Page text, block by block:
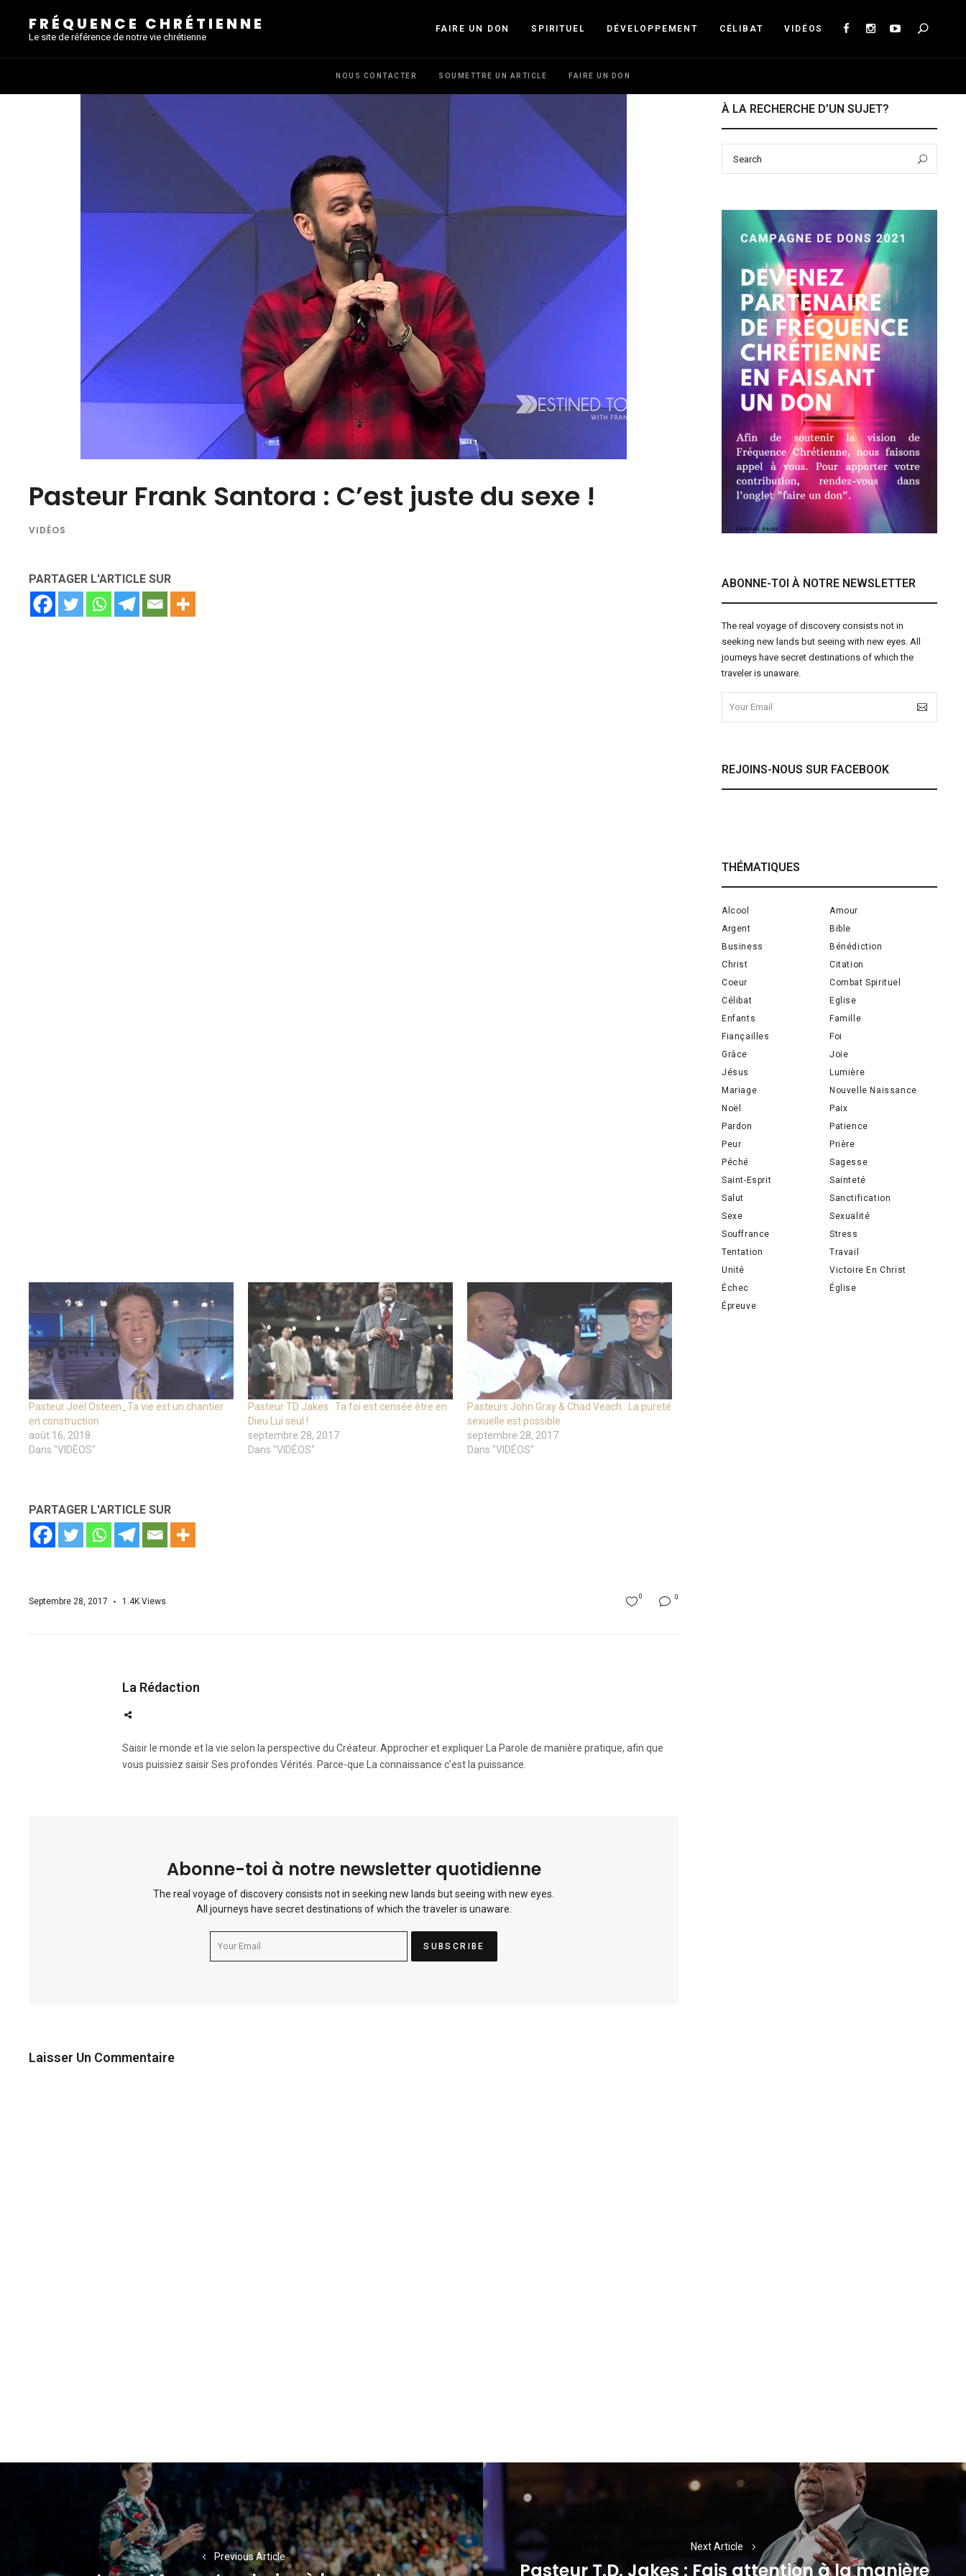
FRÉQUENCE CHRÉTIENNE
Le site de référence de notre vie chrétienne
FAIRE UN DON SPIRITUEL DÉVELOPPEMENT CÉLIBAT VIDÉOS
NOUS CONTACTER SOUMETTRE UN ARTICLE FAIRE UN DON
Pasteur Frank Santora : C’est juste du sexe !
VIDÉOS
PARTAGER L'ARTICLE SUR
Pasteur Joël Osteen_Ta vie est un chantier
en construction
août 16, 2018
Dans "VIDÉOS"
Pasteur TD Jakes : Ta foi est censée être en
Dieu Lui seul !
septembre 28, 2017
Dans "VIDÉOS"
Pasteurs John Gray & Chad Veach : La pureté
sexuelle est possible
septembre 28, 2017
Dans "VIDÉOS"
PARTAGER L'ARTICLE SUR
Septembre 28, 2017 1.4K Views 0
0
La Rédaction
Saisir le monde et la vie selon la perspective du Créateur. Approcher et expliquer La Parole de manière pratique, afin que
vous puissiez saisir Ses profondes Vérités. Parce-que La connaissance c’est la puissance.
Abonne-toi à notre newsletter quotidienne
The real voyage of discovery consists not in seeking new lands but seeing with new eyes.
All journeys have secret destinations of which the traveler is unaware.
Laisser Un Commentaire
À LA RECHERCHE D’UN SUJET?
ABONNE-TOI À NOTRE NEWSLETTER
The real voyage of discovery consists not in
seeking new lands but seeing with new eyes. All
journeys have secret destinations of which the
traveler is unaware.
REJOINS-NOUS SUR FACEBOOK
THÉMATIQUES
Alcool
Amour
Argent
Bible
Business
Bénédiction
Christ
Citation
Coeur
Combat Spirituel
Célibat
Eglise
Enfants
Famille
Fiançailles
Foi
Grâce
Joie
Jésus
Lumière
Mariage
Nouvelle Naissance
Noël
Paix
Pardon
Patience
Peur
Prière
Péché
Sagesse
Saint-Esprit
Sainteté
Salut
Sanctification
Sexe
Sexualité
Souffrance
Stress
Tentation
Travail
Unité
Victoire En Christ
Échec
Église
Épreuve
Previous Article
Next Article
Pasteur T.D. Jakes : Fais attention à la manière